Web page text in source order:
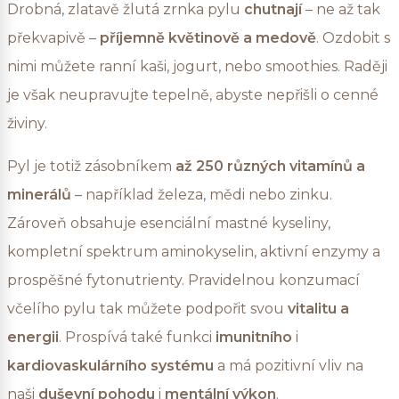
Drobná, zlatavě žlutá zrnka pylu chutnají– ne až tak
překvapivě – příjemně květinově a medově. Ozdobit s
nimi můžete ranní kaši, jogurt, nebo smoothies. Raději
je však neupravujte tepelně, abyste nepřišli o cenné
živiny.
Pyl je totiž zásobníkem až 250 různých vitamínů a
minerálů – například železa, mědi nebo zinku.
Zároveň obsahuje esenciální mastné kyseliny,
kompletní spektrum aminokyselin, aktivní enzymy a
prospěšné fytonutrienty. Pravidelnou konzumací
včelího pylu tak můžete podpořit svou vitalitu a
energii. Prospívá také funkci imunitního i
kardiovaskulárního systému a má pozitivní vliv na
naši duševní pohodu i mentální výkon.